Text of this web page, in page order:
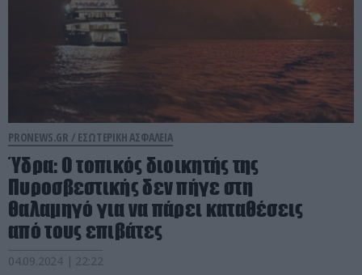
PRONEWS.GR / ΕΣΩΤΕΡΙΚΗ ΑΣΦΑΛΕΙΑ
Ύδρα: Ο τοπικός διοικητής της
Πυροσβεστικής δεν πήγε στη
θαλαμηγό για να πάρει καταθέσεις
από τους επιβάτες
04.09.2024 | 22:22